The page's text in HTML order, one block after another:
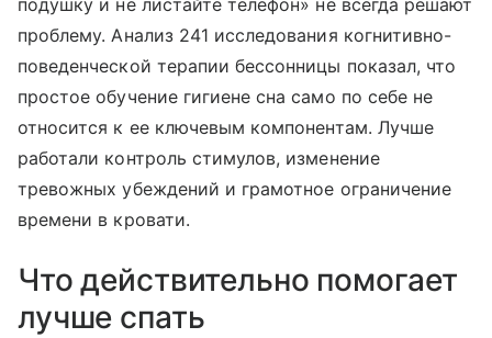
подушку и не листайте телефон» не всегда решают
проблему. Анализ 241 исследования когнитивно-
поведенческой терапии бессонницы показал, что
простое обучение гигиене сна само по себе не
относится к ее ключевым компонентам. Лучше
работали контроль стимулов, изменение
тревожных убеждений и грамотное ограничение
времени в кровати.
Что действительно помогает
лучше спать